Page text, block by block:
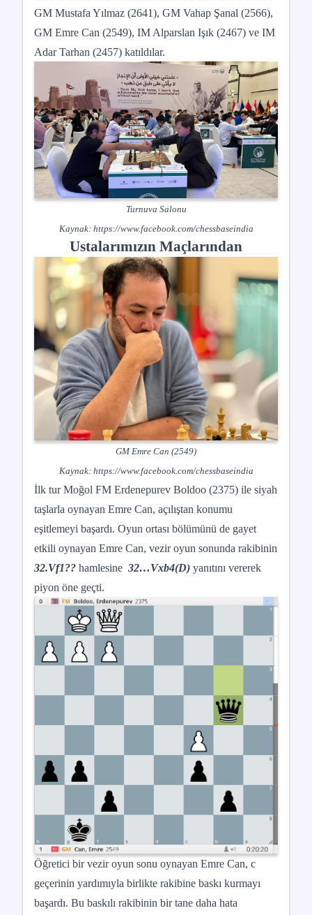
GM Mustafa Yılmaz (2641), GM Vahap Şanal (2566),
GM Emre Can (2549), IM Alparslan Işık (2467) ve IM
Adar Tarhan (2457) katıldılar.
Turnuva Salonu
Kaynak: https://www.facebook.com/chessbaseindia
Ustalarımızın Maçlarından
GM Emre Can (2549)
Kaynak: https://www.facebook.com/chessbaseindia
İlk tur Moğol FM Erdenepurev Boldoo (2375) ile siyah
taşlarla oynayan Emre Can, açılıştan konumu
eşitlemeyi başardı. Oyun ortası bölümünü de gayet
etkili oynayan Emre Can, vezir oyun sonunda rakibinin
32.Vf1?? hamlesine 32…Vxb4(D) yanıtını vererek
piyon öne geçti.
Öğretici bir vezir oyun sonu oynayan Emre Can, c
geçerinin yardımıyla birlikte rakibine baskı kurmayı
başardı. Bu baskılı rakibinin bir tane daha hata